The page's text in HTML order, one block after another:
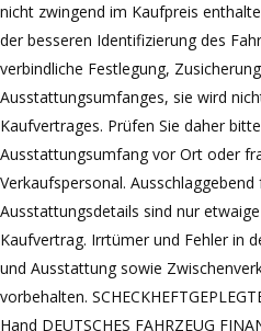
nicht zwingend im Kaufpreis
der besseren Identifizierung des
verbindliche Festlegung,
Ausstattungsumfanges, sie wird
Kaufvertrages. Prüfen Sie daher
Ausstattungsumfang vor Ort oder
Verkaufspersonal.
Ausstattungsdetails sind nur
Kaufvertrag. Irrtümer und Fehler in
und Ausstattung sowie
vorbehalten.
Hand DEUTSCHES FAHRZEUG